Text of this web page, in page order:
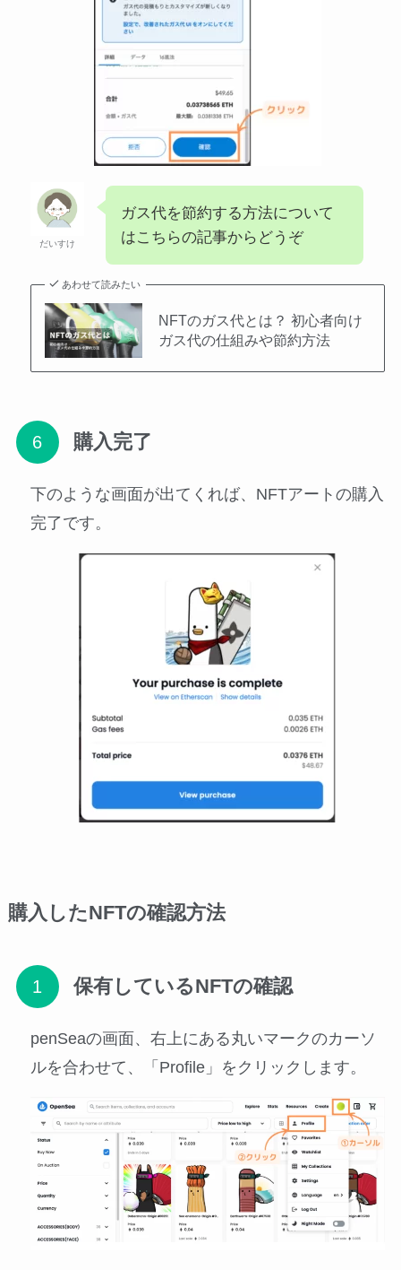
だいすけ
ガス代を節約する方法について
はこちらの記事からどうぞ
あわせて読みたい
NFTのガス代とは？ 初心者向け
ガス代の仕組みや節約方法
購入完了
下のような画面が出てくれば、NFTアートの購入
完了です。
購入したNFTの確認方法
保有しているNFTの確認
penSeaの画面、右上にある丸いマークのカーソ
ルを合わせて、「Profile」をクリックします。